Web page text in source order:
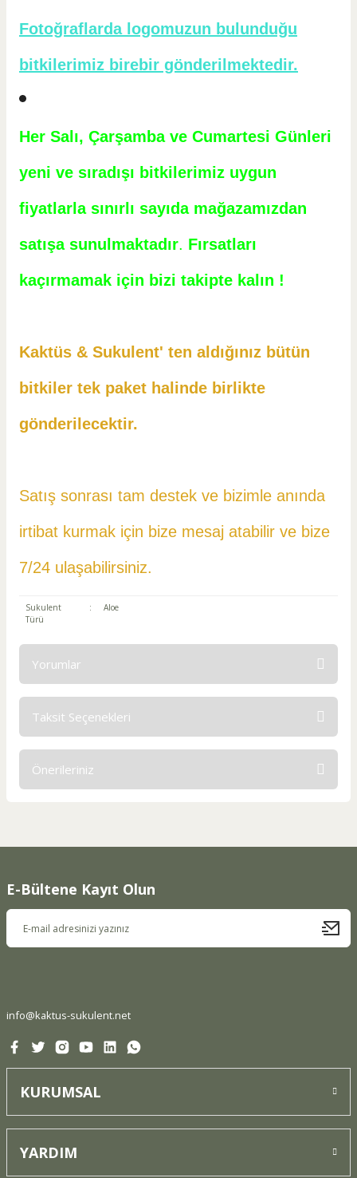
Fotoğraflarda logomuzun bulunduğu
bitkilerimiz birebir gönderilmektedir.
Her Salı, Çarşamba ve Cumartesi Günleri
yeni ve sıradışı bitkilerimiz uygun
fiyatlarla sınırlı sayıda mağazamızdan
satışa sunulmaktadır. Fırsatları
kaçırmamak için bizi takipte kalın !
Kaktüs & Sukulent' ten aldığınız bütün
bitkiler tek paket halinde birlikte
gönderilecektir.
Satış sonrası tam destek ve bizimle anında
irtibat kurmak için bize mesaj atabilir ve bize
7/24 ulaşabilirsiniz.
Sukulent
Türü
: Aloe
Yorumlar
Taksit Seçenekleri
Önerileriniz
Ürün resmi kalitesiz, bozuk veya görüntülenemiyor.
E-Bültene Kayıt Olun
info@kaktus-sukulent.net
KURUMSAL
YARDIM